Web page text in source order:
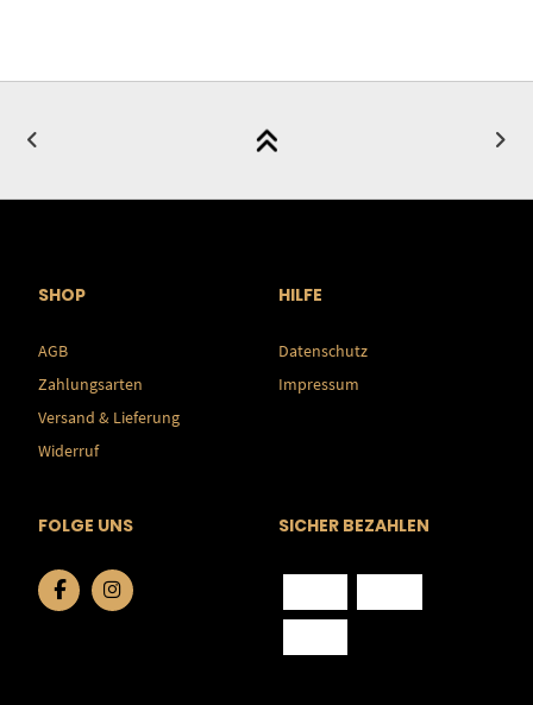
SHOP
AGB
Zahlungsarten
Versand & Lieferung
Widerruf
HILFE
Datenschutz
Impressum
FOLGE UNS SICHER BEZAHLEN